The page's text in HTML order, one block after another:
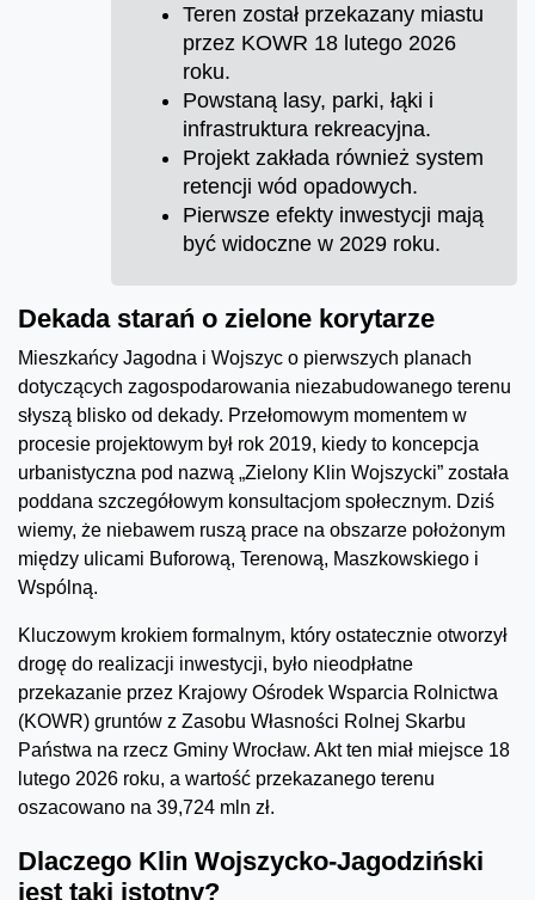
Teren został przekazany miastu
przez KOWR 18 lutego 2026
roku.
Powstaną lasy, parki, łąki i
infrastruktura rekreacyjna.
Projekt zakłada również system
retencji wód opadowych.
Pierwsze efekty inwestycji mają
być widoczne w 2029 roku.
Dekada starań o zielone korytarze
Mieszkańcy Jagodna i Wojszyc o pierwszych planach
dotyczących zagospodarowania niezabudowanego terenu
słyszą blisko od dekady. Przełomowym momentem w
procesie projektowym był rok 2019, kiedy to koncepcja
urbanistyczna pod nazwą „Zielony Klin Wojszycki” została
poddana szczegółowym konsultacjom społecznym. Dziś
wiemy, że niebawem ruszą prace na obszarze położonym
między ulicami Buforową, Terenową, Maszkowskiego i
Wspólną.
Kluczowym krokiem formalnym, który ostatecznie otworzył
drogę do realizacji inwestycji, było nieodpłatne
przekazanie przez Krajowy Ośrodek Wsparcia Rolnictwa
(KOWR) gruntów z Zasobu Własności Rolnej Skarbu
Państwa na rzecz Gminy Wrocław. Akt ten miał miejsce 18
lutego 2026 roku, a wartość przekazanego terenu
oszacowano na 39,724 mln zł.
Dlaczego Klin Wojszycko-Jagodziński
jest taki istotny?